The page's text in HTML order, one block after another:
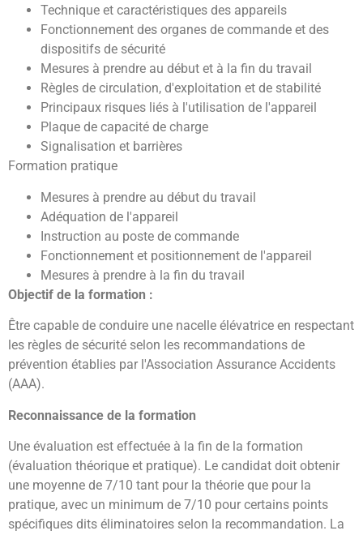
Technique et caractéristiques des appareils
Fonctionnement des organes de commande et des
dispositifs de sécurité
Mesures à prendre au début et à la fin du travail
Règles de circulation, d'exploitation et de stabilité
Principaux risques liés à l'utilisation de l'appareil
Plaque de capacité de charge
Signalisation et barrières
Formation pratique
Mesures à prendre au début du travail
Adéquation de l'appareil
Instruction au poste de commande
Fonctionnement et positionnement de l'appareil
Mesures à prendre à la fin du travail
Objectif de la formation :
Être capable de conduire une nacelle élévatrice en respectant
les règles de sécurité selon les recommandations de
prévention établies par l'Association Assurance Accidents
(AAA).
Reconnaissance de la formation
Une évaluation est effectuée à la fin de la formation
(évaluation théorique et pratique). Le candidat doit obtenir
une moyenne de 7/10 tant pour la théorie que pour la
pratique, avec un minimum de 7/10 pour certains points
spécifiques dits éliminatoires selon la recommandation. La